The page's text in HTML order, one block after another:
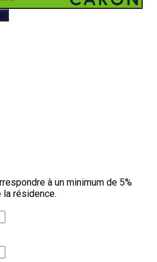
à un minimum de 5%
la résidence.